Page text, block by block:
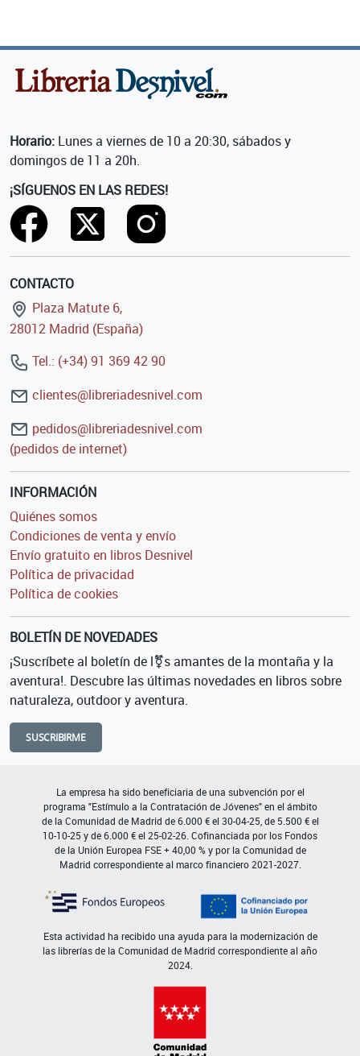
Horario: Lunes a viernes de 10 a 20:30, sábados y
domingos de 11 a 20h.
¡SÍGUENOS EN LAS REDES!
CONTACTO
Plaza Matute 6,
28012 Madrid (España)
Tel.: (+34) 91 369 42 90
clientes@libreriadesnivel.com
pedidos@libreriadesnivel.com
(pedidos de internet)
INFORMACIÓN
Quiénes somos
Condiciones de venta y envío
Envío gratuito en libros Desnivel
Política de privacidad
Política de cookies
BOLETÍN DE NOVEDADES
¡Suscríbete al boletín de l⚧s amantes de la montaña y la
aventura!. Descubre las últimas novedades en libros sobre
naturaleza, outdoor y aventura.
SUSCRIBIRME
La empresa ha sido beneficiaria de una subvención por el
programa "Estímulo a la Contratación de Jóvenes" en el ámbito
de la Comunidad de Madrid de 6.000 € el 30-04-25, de 5.500 € el
10-10-25 y de 6.000 € el 25-02-26. Cofinanciada por los Fondos
de la Unión Europea FSE + 40,00 % y por la Comunidad de
Madrid correspondiente al marco financiero 2021-2027.
Esta actividad ha recibido una ayuda para la modernización de
las librerías de la Comunidad de Madrid correspondiente al año
2024.